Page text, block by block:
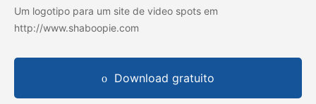
Um logotipo para um site de video spots em
http://www.shaboopie.com
Download gratuito